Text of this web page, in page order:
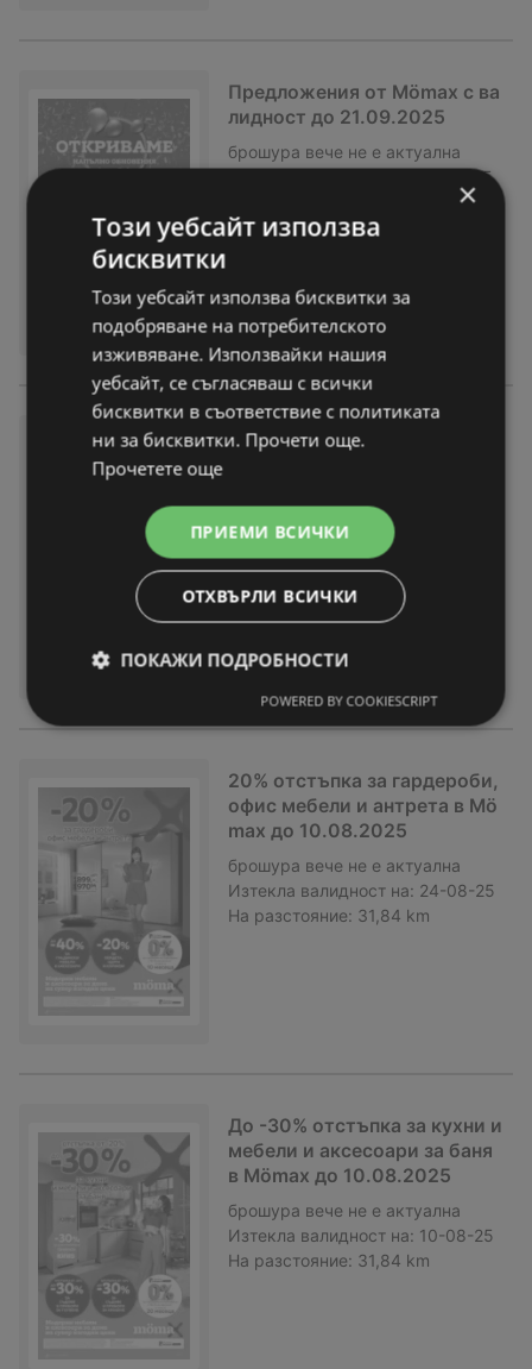
Предложения от Mömax с ва
лидност до 21.09.2025
брошура вече не е актуална
21-09-25
20% отстъпка за холни гарн
брошура вече не е актуална
Изтекла валидност на:
На разстояние: 31,84 km
20% отстъпка за гардероби,
офис мебели и антрета в Mö
max до 10.08.2025
брошура вече не е актуална
Изтекла валидност на: 24-08-25
На разстояние: 31,84 km
До -30% отстъпка за кухни и
мебели и аксесоари за баня
в Mömax до 10.08.2025
брошура вече не е актуална
Изтекла валидност на: 10-08-25
На разстояние: 31,84 km
×
Този уебсайт използва
бисквитки
Този уебсайт използва бисквитки за
подобряване на потребителското
изживяване. Използвайки нашия
уебсайт, се съгласяваш с всички
бисквитки в съответствие с политиката
ни за бисквитки. Прочети още.
Прочетете още
ПРИЕМИ ВСИЧКИ
ОТХВЪРЛИ ВСИЧКИ
ПОКАЖИ ПОДРОБНОСТИ
POWERED BY COOKIESCRIPT